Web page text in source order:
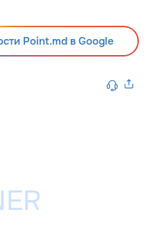
Point.md в Google